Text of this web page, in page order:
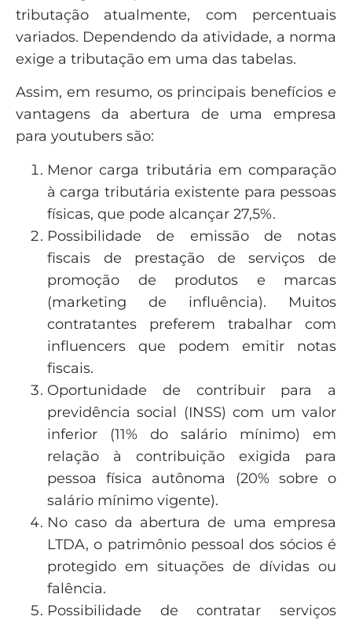
tributação atualmente, com percentuais
variados. Dependendo da atividade, a norma
exige a tributação em uma das tabelas.
Assim, em resumo, os principais benefícios e
vantagens da abertura de uma empresa
para youtubers são:
Menor carga tributária em comparação
à carga tributária existente para pessoas
físicas, que pode alcançar 27,5%.
Possibilidade de emissão de notas
fiscais de prestação de serviços de
promoção de produtos e marcas
(marketing de influência). Muitos
contratantes preferem trabalhar com
influencers que podem emitir notas
fiscais.
Oportunidade de contribuir para a
previdência social (INSS) com um valor
inferior (11% do salário mínimo) em
relação à contribuição exigida para
pessoa física autônoma (20% sobre o
salário mínimo vigente).
No caso da abertura de uma empresa
LTDA, o patrimônio pessoal dos sócios é
protegido em situações de dívidas ou
falência.
Possibilidade de contratar serviços